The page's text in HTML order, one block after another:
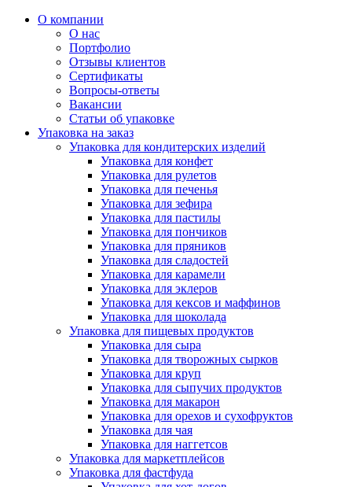
О компании
О нас
Портфолио
Отзывы клиентов
Сертификаты
Вопросы-ответы
Вакансии
Статьи об упаковке
Упаковка на заказ
Упаковка для кондитерских изделий
Упаковка для конфет
Упаковка для рулетов
Упаковка для печенья
Упаковка для зефира
Упаковка для пастилы
Упаковка для пончиков
Упаковка для пряников
Упаковка для сладостей
Упаковка для карамели
Упаковка для эклеров
Упаковка для кексов и маффинов
Упаковка для шоколада
Упаковка для пищевых продуктов
Упаковка для сыра
Упаковка для творожных сырков
Упаковка для круп
Упаковка для сыпучих продуктов
Упаковка для макарон
Упаковка для орехов и сухофруктов
Упаковка для чая
Упаковка для наггетсов
Упаковка для маркетплейсов
Упаковка для фастфуда